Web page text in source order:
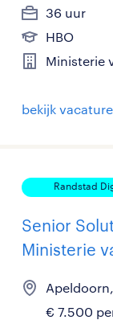
36 uur
HBO
Ministerie
bekijk vacature
Randstad
Senior
Ministerie
€ 7.500